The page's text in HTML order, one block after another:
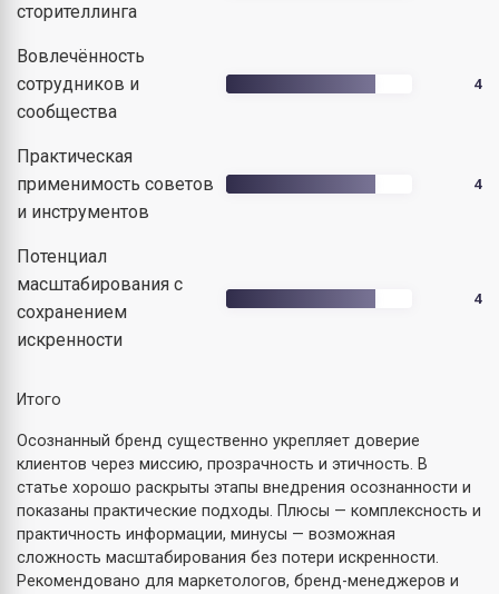
сторителлинга
Вовлечённость
сотрудников и
сообщества
4
Практическая
применимость советов
и инструментов
4
Потенциал
масштабирования с
сохранением
искренности
4
Итого
Осознанный бренд существенно укрепляет доверие
клиентов через миссию, прозрачность и этичность. В
статье хорошо раскрыты этапы внедрения осознанности и
показаны практические подходы. Плюсы — комплексность и
практичность информации, минусы — возможная
сложность масштабирования без потери искренности.
Рекомендовано для маркетологов, бренд-менеджеров и